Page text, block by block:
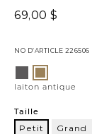
69,00 $
NO D’ARTICLE 226506
Variations
antique
laiton antique
Taille
Petit Grand